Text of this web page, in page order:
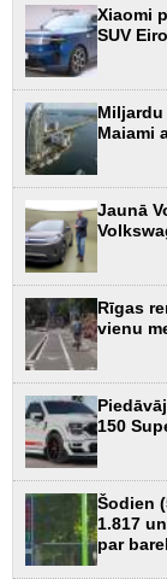
Xiaomi
SUV
Maiami
Jaunā
Rīgas
vienu
150
Šodien
1.817
par